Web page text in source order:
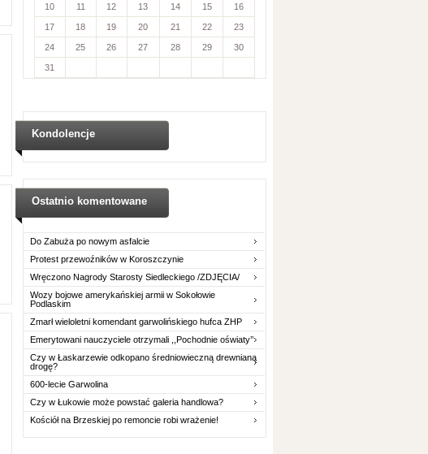
10 11 12 13 14 15 16
17 18 19 20 21 22 23
24 25 26 27 28 29 30
31
Kondolencje
Ostatnio komentowane
Do Zabuża po nowym asfalcie
Protest przewoźników w Koroszczynie
Wręczono Nagrody Starosty Siedleckiego /ZDJĘCIA/
Wozy bojowe amerykańskiej armii w Sokołowie
Podlaskim
Zmarł wieloletni komendant garwolińskiego hufca ZHP
Emerytowani nauczyciele otrzymali ,,Pochodnie oświaty’’
Czy w Łaskarzewie odkopano średniowieczną drewnianą
drogę?
600-lecie Garwolina
Czy w Łukowie może powstać galeria handlowa?
Kościół na Brzeskiej po remoncie robi wrażenie!